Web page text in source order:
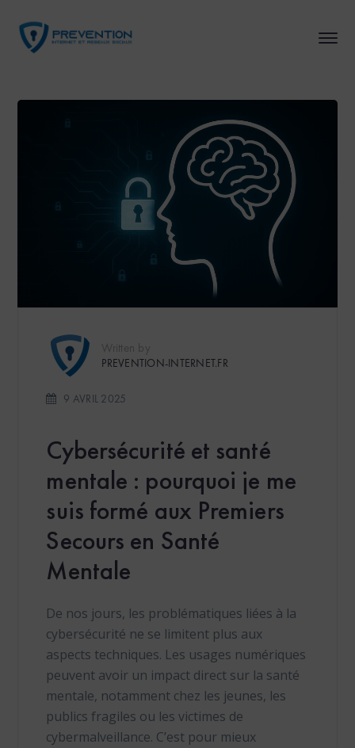
PREVENTION-INTERNET.FR
9 AVRIL 2025
Cybersécurité et santé
mentale : pourquoi je me
suis formé aux Premiers
Secours en Santé
Mentale
De nos jours, les problématiques liées à la
cybersécurité ne se limitent plus aux
aspects techniques. Les usages numériques
peuvent avoir un impact direct sur la santé
mentale, notamment chez les jeunes, les
publics fragiles ou les victimes de
cybermalveillance. C’est pour mieux